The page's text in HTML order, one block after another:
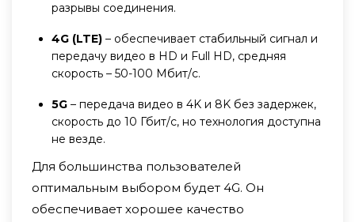
разрывы соединения.
4G (LTE) – обеспечивает стабильный сигнал и
передачу видео в HD и Full HD, средняя
скорость – 50-100 Мбит/с.
5G – передача видео в 4K и 8K без задержек,
скорость до 10 Гбит/с, но технология доступна
не везде.
Для большинства пользователей
оптимальным выбором будет 4G. Он
обеспечивает хорошее качество